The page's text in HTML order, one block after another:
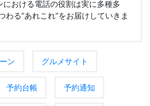
における電話の役割は実に多種多
わる”あれこれ”をお届けしていきま
ン グルメサイト
予約台帳 予約通知